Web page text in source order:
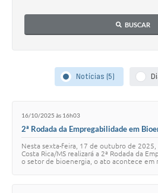
BUSCAR
Notícias (5)
16/10/2025 às 16h03
2ª Rodada da Empregabilidade em
Nesta sexta-feira, 17 de outubro de 2025,
Costa Rica/MS realizará a 2ª Rodada da
o setor de bioenergia, o ato acontece em